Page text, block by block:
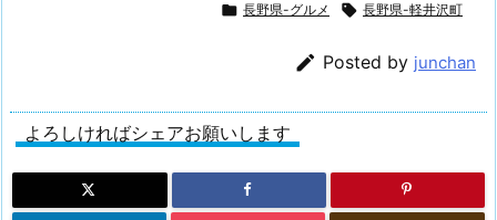
 長野県-グルメ  長野県-軽井沢町
 Posted by junchan
よろしければシェアお願いします